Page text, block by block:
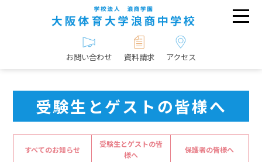
お問い合わせ 資料請求 アクセス
受験生とゲストの皆様へ
すべてのお知らせ
受験生とゲストの皆
様へ
保護者の皆様へ